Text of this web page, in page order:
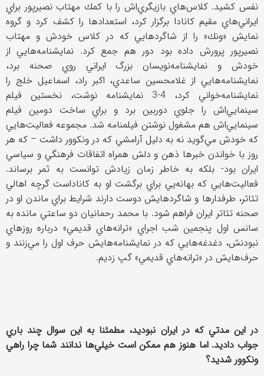
نفس كشيد. كلاس‌هاي بازيگري‌اش را با كمك مهتاب نصيرپور براي
ايراني‌هاي مقيم كانادا برگزار كرد، استعدادها را كشف كرد و گروه
نمايش «ونك» را از شاگردهايي كه در كلاس خودش و مهتاب
‌نصير‌پور پرورش داده بود دور هم جمع كرد. نمايشنامه‌هايي از
خودش و نمايشنامه‌نويسان بزرگ ايراني روي صحنه برد،
نمايشنامه‌هايي از غلامحسين ساعدي، اكبر راد، ‌اسماعيل خلج را
نمايشنامه‌خواني كرد، 4-3 نمايشنامه نوشت، نخستين فيلم
سينمايي‌اش را جلوي دوربين برد و براي ساخت دومين فيلم
سينمايي‌اش هم مشغول نوشتن فيلمنامه شد. مجموعه فعاليت‌هايي
كه خودش مي‌گويد نه به دليل آرامشي كه در ونكوور داشت – كه هر
روز با خواندن خبرها ذهن و دلش همراه اتفاقات فرهنگي و سياسي
ايران بود- بلكه به خاطر زمان زيادش توانست به ثمر برساند.
فعاليت‌هايي كه بهانه‌يي براي برگشت او به كاناداست گرچه اهالي
تئاتر، طرفدارها و شاگردهايش دوست دارند شرايط براي ماندن او در
صحنه تئاتر ايران فراهم شود. با محمد رحمانيان دو ساعتي مانده به
سانس اول پنجمين شب اجراي «ترانه‌هاي قديمي» درباره روزهاي
نبودنش، ‌دغدغه‌هايي كه در نمايشنامه‌هايش حرف اول را مي‌زنند و
حرف‌هايش در «ترانه‌هاي قديمي» گپ زديم.
در اين مدتي كه در ايران نبوديد، مطمئنا به اين سوال چند باري
جواب داديد. اما هنوز هم ممكن است خيلي‌ها ندانند شما چرا راهي
ونكوور شديد؟